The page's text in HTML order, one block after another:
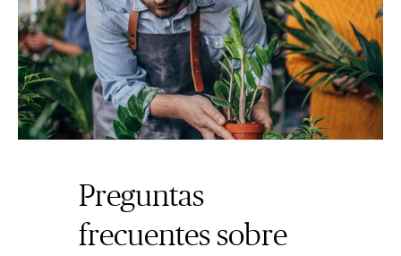
Preguntas
frecuentes sobre